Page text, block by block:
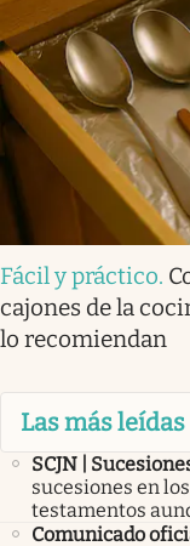
Fácil y práctico.
cajones de la
lo recomiendan
Las más leídas
SCJN |
sucesiones en
testamentos
Comunicado